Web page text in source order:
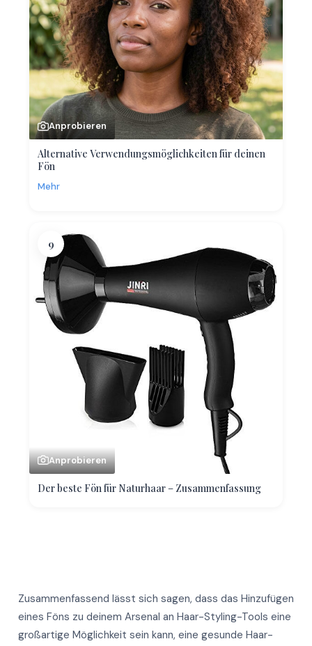
Anprobieren
Alternative Verwendungsmöglichkeiten für deinen
Fön
Mehr
9
Anprobieren
Der beste Fön für Naturhaar – Zusammenfassung
Zusammenfassend lässt sich sagen, dass das Hinzufügen
eines Föns zu deinem Arsenal an Haar-Styling-Tools eine
großartige Möglichkeit sein kann, eine gesunde Haar-